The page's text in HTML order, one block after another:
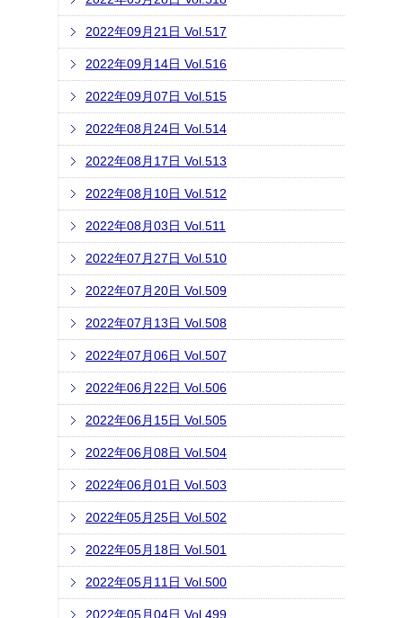
2022年09月21日 Vol.517
2022年09月14日 Vol.516
2022年09月07日 Vol.515
2022年08月24日 Vol.514
2022年08月17日 Vol.513
2022年08月10日 Vol.512
2022年08月03日 Vol.511
2022年07月27日 Vol.510
2022年07月20日 Vol.509
2022年07月13日 Vol.508
2022年07月06日 Vol.507
2022年06月22日 Vol.506
2022年06月15日 Vol.505
2022年06月08日 Vol.504
2022年06月01日 Vol.503
2022年05月25日 Vol.502
2022年05月18日 Vol.501
2022年05月11日 Vol.500
2022年05月04日 Vol.499